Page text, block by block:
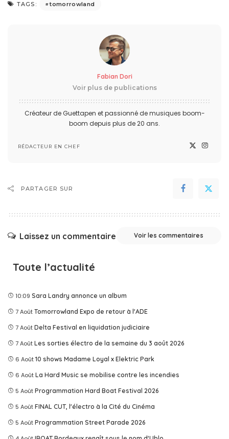
TAGS: tomorrowland
Fabian Dori
Voir plus de publications
Créateur de Guettapen et passionné de musiques boom-
boom depuis plus de 20 ans.
RÉDACTEUR EN CHEF
PARTAGER SUR
Laissez un commentaire Voir les commentaires
Toute l’actualité
10:09 Sara Landry annonce un album
7 Août Tomorrowland Expo de retour à l'ADE
7 Août Delta Festival en liquidation judiciaire
7 Août Les sorties électro de la semaine du 3 août 2026
6 Août 10 shows Madame Loyal x Elektric Park
6 Août La Hard Music se mobilise contre les incendies
5 Août Programmation Hard Boat Festival 2026
5 Août FINAL CUT, l'électro à la Cité du Cinéma
5 Août Programmation Street Parade 2026